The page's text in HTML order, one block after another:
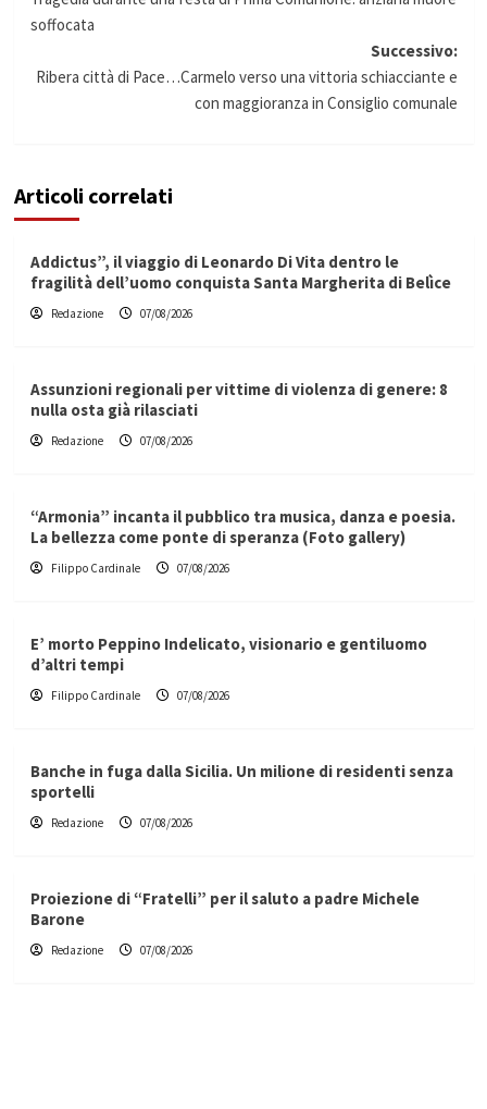
articolo
soffocata
Successivo:
Ribera città di Pace…Carmelo verso una vittoria schiacciante e
con maggioranza in Consiglio comunale
Articoli correlati
Addictus”, il viaggio di Leonardo Di Vita dentro le
fragilità dell’uomo conquista Santa Margherita di Belìce
Redazione 07/08/2026
Assunzioni regionali per vittime di violenza di genere: 8
nulla osta già rilasciati
Redazione 07/08/2026
“Armonia” incanta il pubblico tra musica, danza e poesia.
La bellezza come ponte di speranza (Foto gallery)
Filippo Cardinale 07/08/2026
E’ morto Peppino Indelicato, visionario e gentiluomo
d’altri tempi
Filippo Cardinale 07/08/2026
Banche in fuga dalla Sicilia. Un milione di residenti senza
sportelli
Redazione 07/08/2026
Proiezione di “Fratelli” per il saluto a padre Michele
Barone
Redazione 07/08/2026